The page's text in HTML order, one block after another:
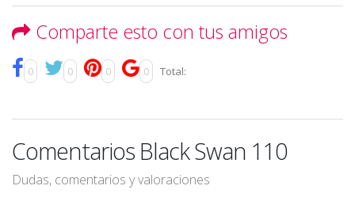
Comparte esto con tus amigos
0 0 0 0 Total:
Comentarios Black Swan 110
Dudas, comentarios y valoraciones